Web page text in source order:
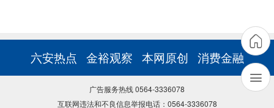
六安热点 金裕观察 本网原创 消费金融
广告服务热线 0564-3336078
互联网违法和不良信息举报电话：0564-3336078